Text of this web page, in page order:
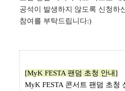
공석이 발생하지 않도록 신청하
참여를 부탁드립니다:)
[MyK FESTA 팬덤 초청 안내]
MyK FESTA 콘서트 팬덤 초청